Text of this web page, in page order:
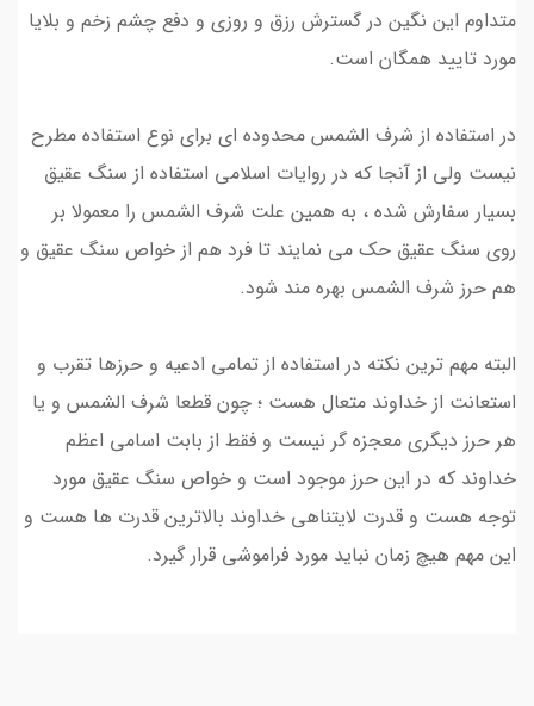
متداوم این نگین در گسترش رزق و روزی و دفع چشم زخم و بلایا
مورد تایید همگان است.
در استفاده از شرف الشمس محدوده ای برای نوع استفاده مطرح
نیست ولی از آنجا که در روایات اسلامی استفاده از سنگ عقیق
بسیار سفارش شده ، به همین علت شرف الشمس را معمولا بر
روی سنگ عقیق حک می نمایند تا فرد هم از خواص سنگ عقیق و
هم حرز شرف الشمس بهره مند شود.
البته مهم ترین نکته در استفاده از تمامی ادعیه و حرزها تقرب و
استعانت از خداوند متعال هست ؛ چون قطعا شرف الشمس و یا
هر حرز دیگری معجزه گر نیست و فقط از بابت اسامی اعظم
خداوند که در این حرز موجود است و خواص سنگ عقیق مورد
توجه هست و قدرت لایتناهی خداوند بالاترین قدرت ها هست و
این مهم هیچ زمان نباید مورد فراموشی قرار گیرد.